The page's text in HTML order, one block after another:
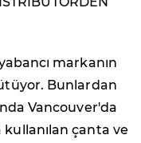
markanın
Bunlardan
Vancouver'da
çanta ve